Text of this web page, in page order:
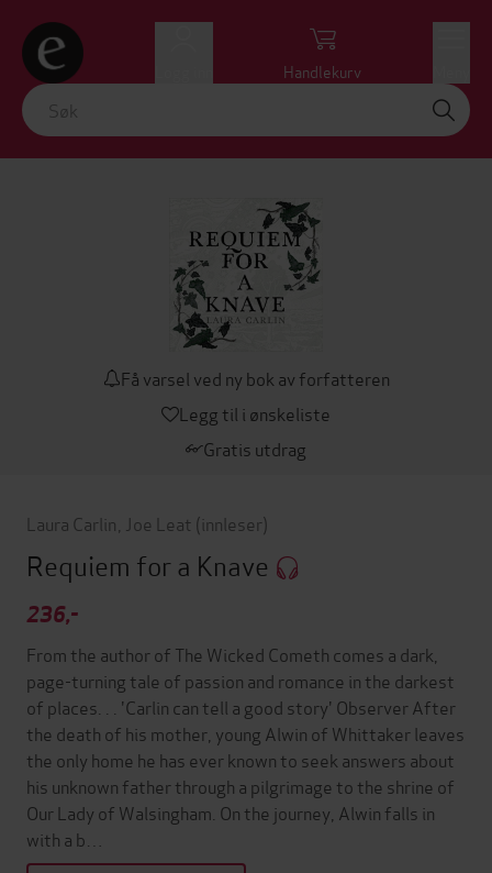
Handlekurv
Få varsel ved ny bok av forfatteren
Legg til i ønskeliste
Gratis utdrag
Laura Carlin Joe Leat (innleser)
Requiem for a Knave
236,-
From the author of The Wicked Cometh comes a dark,
page-turning tale of passion and romance in the darkest
of places. . . 'Carlin can tell a good story' Observer After
the death of his mother, young Alwin of Whittaker leaves
the only home he has ever known to seek answers about
his unknown father through a pilgrimage to the shrine of
Our Lady of Walsingham. On the journey, Alwin falls in
with a b…